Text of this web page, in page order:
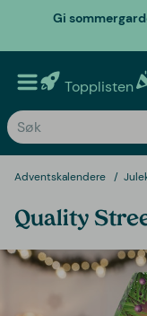
Gi
Topplisten
Adventskalendere
Quality